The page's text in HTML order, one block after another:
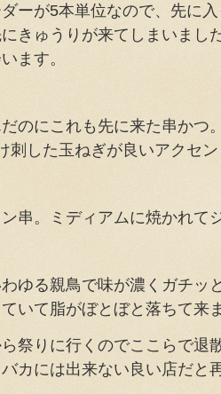
ーが5本単位なので、先に
きゅうりが来てしまいまし
ます。
のにこれも先に来た串かつ
刺した玉ねぎが良いアクセ
串。ミディアムに焼かれて
ゆる親鳥で味が濃くガチッ
いて脂がぼとぼと落ちて来
祭りに行くのでここらで退
カには出来ない良い店だと